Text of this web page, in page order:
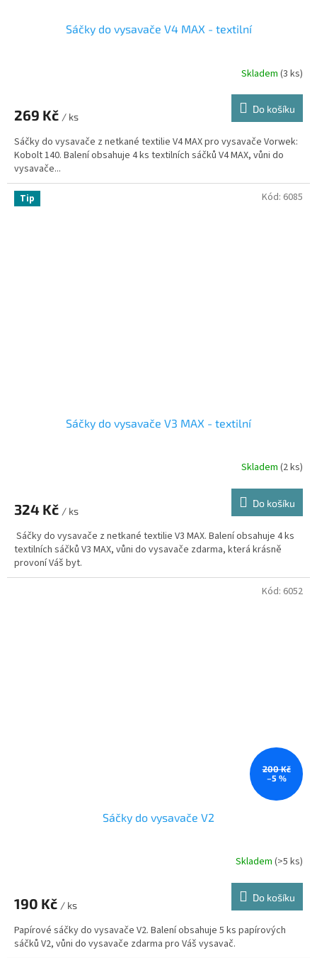
Sáčky do vysavače V4 MAX - textilní
Skladem (3 ks)
269 Kč / ks
Do košíku
Sáčky do vysavače z netkané textilie V4 MAX pro vysavače Vorwek:
Kobolt 140. Balení obsahuje 4 ks textilních sáčků V4 MAX, vůni do
vysavače...
Tip
Sáčky do vysavače V3 MAX - textilní
Skladem (2 ks)
324 Kč / ks
Do košíku
Sáčky do vysavače z netkané textilie V3 MAX. Balení obsahuje 4 ks
textilních sáčků V3 MAX, vůni do vysavače zdarma, která krásně
provoní Váš byt.
Kód: 6085
200 Kč
–5 %
Sáčky do vysavače V2
Skladem (>5 ks)
190 Kč / ks
Do košíku
Papírové sáčky do vysavače V2. Balení obsahuje 5 ks papírových
sáčků V2, vůni do vysavače zdarma pro Váš vysavač.
Kód: 6052